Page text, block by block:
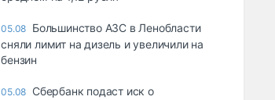
05.08 Большинство АЗС в Ленобласти
сняли лимит на дизель и увеличили на
бензин
05.08 Сбербанк подаст иск о